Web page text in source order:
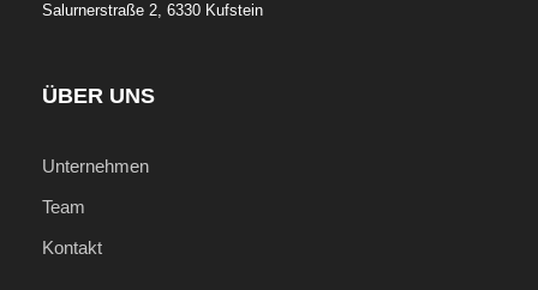
Salurnerstraße 2, 6330 Kufstein
ÜBER UNS
Unternehmen
Team
Kontakt